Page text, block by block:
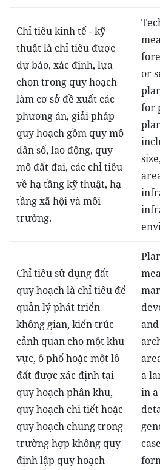
Chỉ tiêu kinh tế - kỹ
thuật là chỉ tiêu được
dự báo, xác định, lựa
chọn trong quy hoạch
làm cơ sở đề xuất các
phương án, giải pháp
quy hoạch gồm quy mô
dân số, lao động, quy
mô đất đai, các chỉ tiêu
về hạ tầng kỹ thuật, hạ
tầng xã hội và môi
trường.
or
for
Chỉ tiêu sử dụng đất
quy hoạch là chỉ tiêu để
quản lý phát triển
không gian, kiến trúc
cảnh quan cho một khu
vực, ô phố hoặc một lô
đất được xác định tại
quy hoạch phân khu,
quy hoạch chi tiết hoặc
quy hoạch chung trong
trường hợp không quy
định lập quy hoạch
a
in